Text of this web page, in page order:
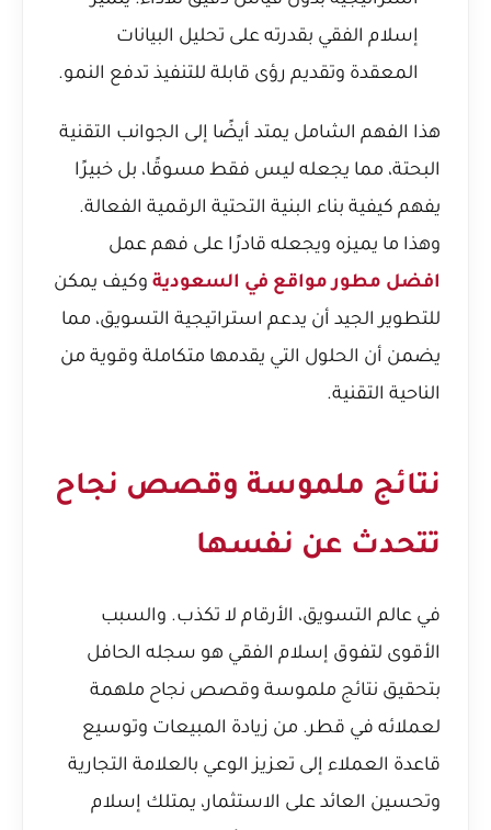
إسلام الفقي بقدرته على تحليل البيانات
المعقدة وتقديم رؤى قابلة للتنفيذ تدفع النمو.
هذا الفهم الشامل يمتد أيضًا إلى الجوانب التقنية
البحتة، مما يجعله ليس فقط مسوقًا، بل خبيرًا
يفهم كيفية بناء البنية التحتية الرقمية الفعالة.
وهذا ما يميزه ويجعله قادرًا على فهم عمل
افضل مطور مواقع في السعودية وكيف يمكن
للتطوير الجيد أن يدعم استراتيجية التسويق، مما
يضمن أن الحلول التي يقدمها متكاملة وقوية من
الناحية التقنية.
نتائج ملموسة وقصص نجاح
تتحدث عن نفسها
في عالم التسويق، الأرقام لا تكذب. والسبب
الأقوى لتفوق إسلام الفقي هو سجله الحافل
بتحقيق نتائج ملموسة وقصص نجاح ملهمة
لعملائه في قطر. من زيادة المبيعات وتوسيع
قاعدة العملاء إلى تعزيز الوعي بالعلامة التجارية
وتحسين العائد على الاستثمار، يمتلك إسلام